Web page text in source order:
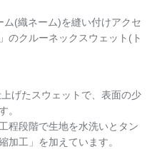
(織ネーム)を縫い付けアクセ
のクルーネックスウェット(ト
げたスウェットで、表面の少
。
程段階で生地を水洗いとタン
加工」を加えています。